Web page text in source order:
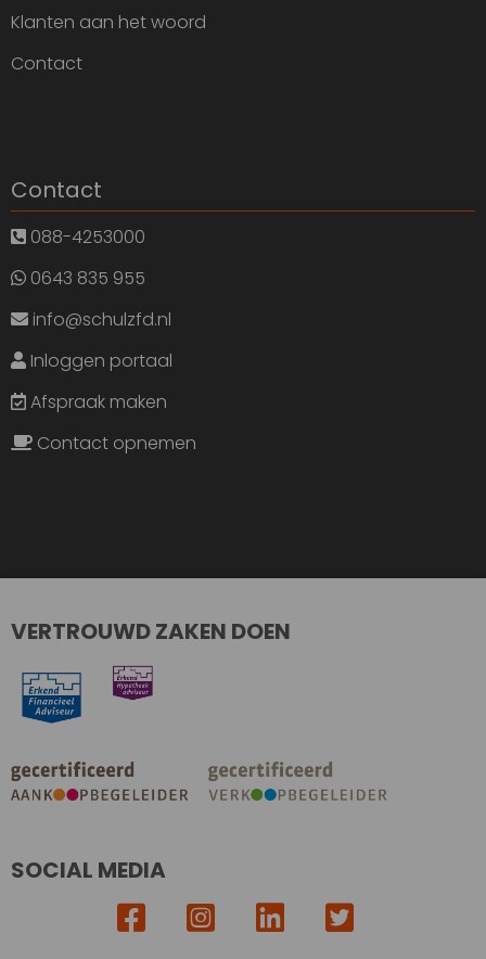
Klanten aan het woord
Contact
Contact
088-4253000
0643 835 955
info@schulzfd.nl
Inloggen portaal
Afspraak maken
Contact opnemen
VERTROUWD ZAKEN DOEN
SOCIAL MEDIA